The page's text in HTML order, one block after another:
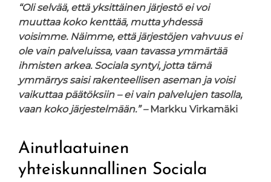
“Oli selvää, että yksittäinen järjestö ei voi
muuttaa koko kenttää, mutta yhdessä
voisimme. Näimme, että järjestöjen vahvuus ei
ole vain palveluissa, vaan tavassa ymmärtää
ihmisten arkea. Sociala syntyi, jotta tämä
ymmärrys saisi rakenteellisen aseman ja voisi
vaikuttaa päätöksiin – ei vain palvelujen tasolla,
vaan koko järjestelmään.” –Markku Virkamäki
Ainutlaatuinen
yhteiskunnallinen Sociala